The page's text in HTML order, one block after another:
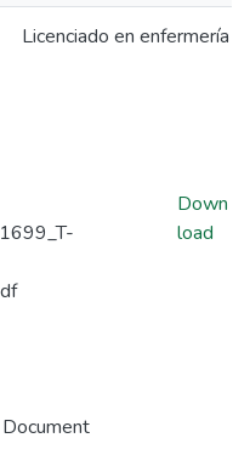
Licenciado en enfermería
Down
load